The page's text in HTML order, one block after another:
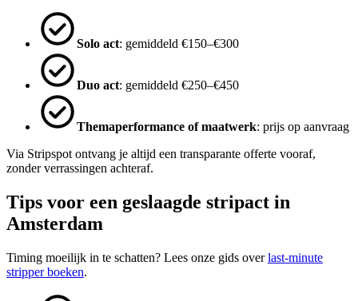
Solo act: gemiddeld €150–€300
Duo act: gemiddeld €250–€450
Themaperformance of maatwerk: prijs op aanvraag
Via Stripspot ontvang je altijd een transparante offerte vooraf,
zonder verrassingen achteraf.
Tips voor een geslaagde stripact in
Amsterdam
Timing moeilijk in te schatten? Lees onze gids overlast-minute
stripper boeken.